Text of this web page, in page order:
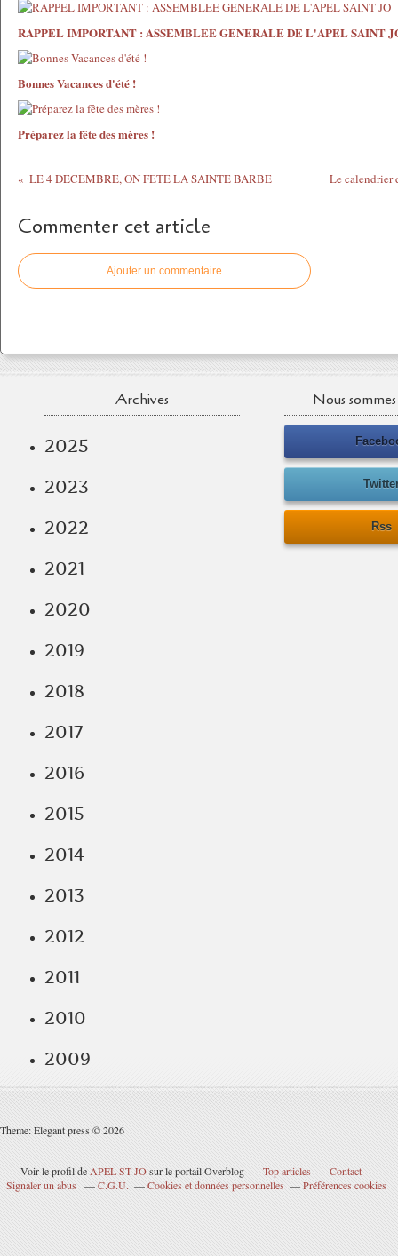
RAPPEL IMPORTANT : ASSEMBLEE GENERALE DE L'APEL SAINT
Bonnes Vacances d'été !
Préparez la fête des mères !
LE 4 DECEMBRE, ON FETE LA SAINTE BARBE Le calendrier
Commenter cet article
Ajouter un commentaire
Archives
2025
2023
2022
2021
2020
2019
2018
2017
2016
2015
2014
2013
2012
2011
2010
2009
Nous
Rss
Theme: Elegant press © 2026
Voir le profil de APEL ST JOsur le portail Overblog Top articles
Contact
Signaler un abus
C.G.U. Cookies et données personnelles Préférences cookies